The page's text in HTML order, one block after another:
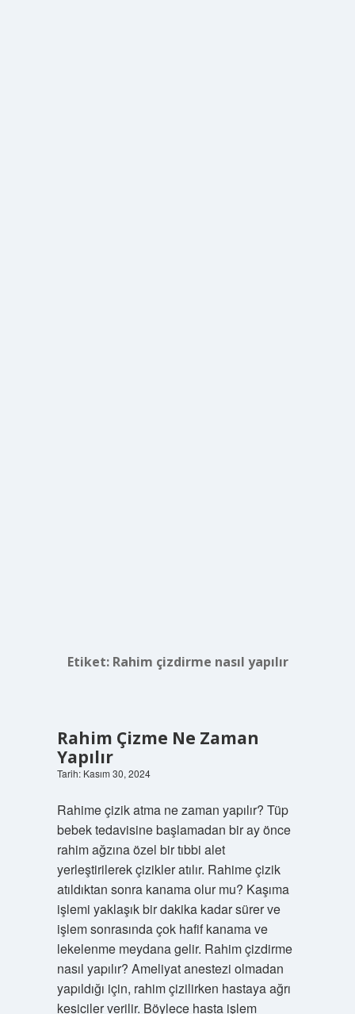
Etiket: Rahim çizdirme nasıl yapılır
Rahim Çizme Ne Zaman
Yapılır
Tarih: Kasım 30, 2024
Rahime çizik atma ne zaman yapılır? Tüp
bebek tedavisine başlamadan bir ay önce
rahim ağzına özel bir tıbbi alet
yerleştirilerek çizikler atılır. Rahime çizik
atıldıktan sonra kanama olur mu? Kaşıma
işlemi yaklaşık bir dakika kadar sürer ve
işlem sonrasında çok hafif kanama ve
lekelenme meydana gelir. Rahim çizdirme
nasıl yapılır? Ameliyat anestezi olmadan
yapıldığı için, rahim çizilirken hastaya ağrı
kesiciler verilir. Böylece hasta işlem